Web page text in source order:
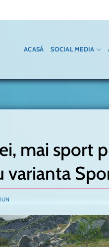
ACASĂ SOCIAL MEDIA
mai sport
varianta